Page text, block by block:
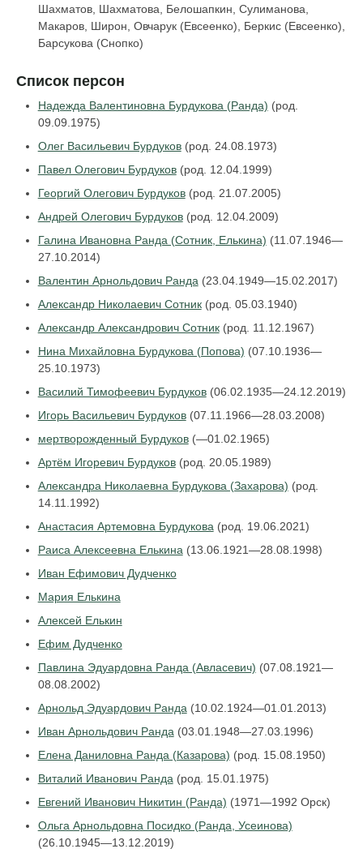
Шахматов, Шахматова, Белошапкин, Сулиманова,
Макаров, Широн, Овчарук (Евсеенко), Беркис (Евсеенко),
Барсукова (Снопко)
Список персон
Надежда Валентиновна Бурдукова (Ранда) (род.
09.09.1975)
Олег Васильевич Бурдуков(род. 24.08.1973)
Павел Олегович Бурдуков(род. 12.04.1999)
Георгий Олегович Бурдуков(род. 21.07.2005)
Андрей Олегович Бурдуков(род. 12.04.2009)
Галина Ивановна Ранда (Сотник, Елькина) (11.07.1946—
27.10.2014)
Валентин Арнольдович Ранда(23.04.1949—15.02.2017)
Александр Николаевич Сотник(род. 05.03.1940)
Александр Александрович Сотник(род. 11.12.1967)
Нина Михайловна Бурдукова (Попова) (07.10.1936—
25.10.1973)
Василий Тимофеевич Бурдуков(06.02.1935—24.12.2019)
Игорь Васильевич Бурдуков(07.11.1966—28.03.2008)
мертворожденный Бурдуков(—01.02.1965)
Артём Игоревич Бурдуков(род. 20.05.1989)
Александра Николаевна Бурдукова (Захарова) (род.
14.11.1992)
Анастасия Артемовна Бурдукова(род. 19.06.2021)
Раиса Алексеевна Елькина(13.06.1921—28.08.1998)
Иван Ефимович Дудченко
Мария Елькина
Алексей Елькин
Ефим Дудченко
Павлина Эдуардовна Ранда (Авласевич) (07.08.1921—
08.08.2002)
Арнольд Эдуардович Ранда(10.02.1924—01.01.2013)
Иван Арнольдович Ранда(03.01.1948—27.03.1996)
Елена Даниловна Ранда (Казарова) (род. 15.08.1950)
Виталий Иванович Ранда(род. 15.01.1975)
Евгений Иванович Никитин (Ранда) (1971—1992 Орск)
Ольга Арнольдовна Посидко (Ранда, Усеинова)
(26.10.1945—13.12.2019)